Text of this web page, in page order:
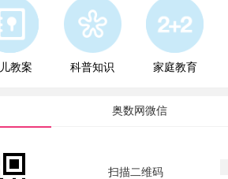
教案 科普知识 家庭教育
奥数网微信
扫描二维码